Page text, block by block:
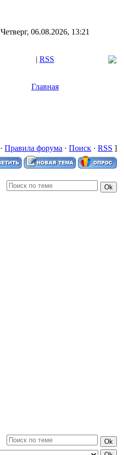
Четверг, 06.08.2026, 13:21
| RSS
Главная
·Правила форума ·Поиск ·RSS ]